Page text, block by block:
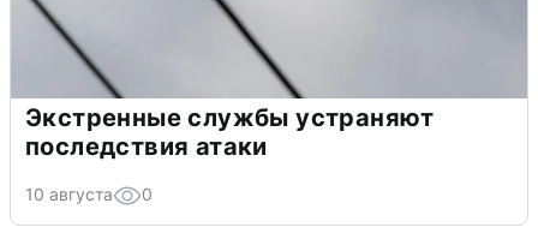
Экстренные службы устраняют
последствия атаки
10 августа 0